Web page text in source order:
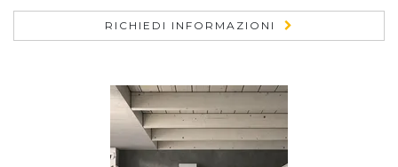
RICHIEDI INFORMAZIONI